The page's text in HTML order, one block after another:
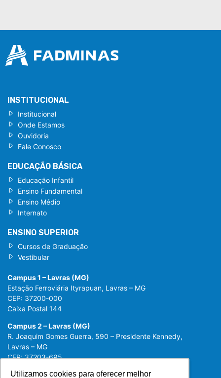
Utilizamos cookies para oferecer melhor
Utilizamos cookies para oferecer melhor
INSTITUCIONAL
Institucional
Onde Estamos
Ouvidoria
Fale Conosco
EDUCAÇÃO BÁSICA
Educação Infantil
Ensino Fundamental
Ensino Médio
Internato
ENSINO SUPERIOR
Cursos de Graduação
Vestibular
Campus 1 – Lavras (MG)
Estação Ferroviária Ityrapuan, Lavras – MG
CEP: 37200-000
Caixa Postal 144
Campus 2 – Lavras (MG)
R. Joaquim Gomes Guerra, 590 – Presidente Kennedy,
Lavras – MG
CEP: 37203-695